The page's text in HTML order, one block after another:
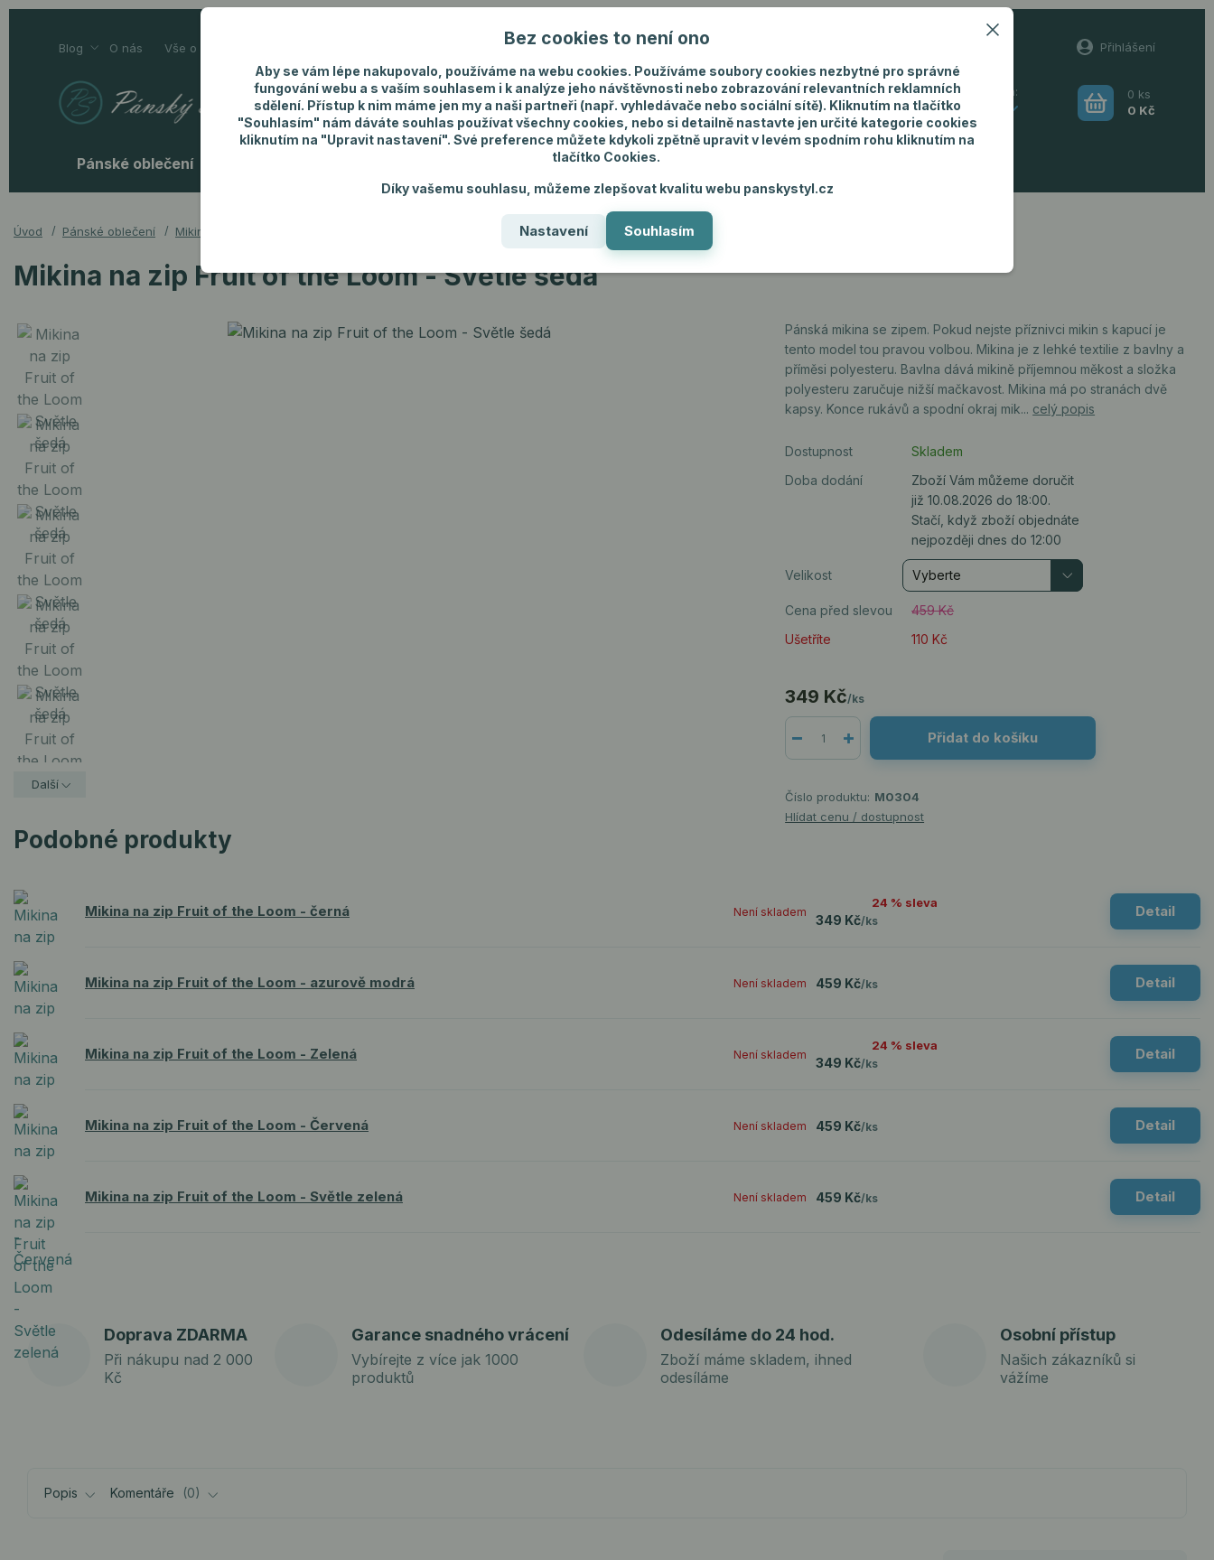
Blog O nás Vše o nákupu Nevíte si rady? Zavolejte. +420 731 292 460 Přihlášení
Hledat
0 ks
0 Kč
Pánské oblečení Pánské šperky
Úvod Pánské oblečení Mikiny
Mikina na zip Fruit of the Loom - Světle šedá
Další
Pánská mikina se zipem. Pokud nejste příznivci mikin s kapucí je
tento model tou pravou volbou. Mikina je z lehké textilie z bavlny a
příměsi polyesteru. Bavlna dává mikině příjemnou měkost a složka
polyesteru zaručuje nižší mačkavost. Mikina má po stranách dvě
kapsy. Konce rukávů a spodní okraj mik... celý popis
Dostupnost
Skladem
Doba dodání
Zboží Vám můžeme doručit
již 10.08.2026 do 18:00.
Stačí, když zboží objednáte
nejpozději dnes do 12:00
Velikost
Cena před slevou
459 Kč
Ušetříte
110 Kč
349 Kč/ks
Přidat do košíku
Číslo produktu: M0304
Hlídat cenu / dostupnost
Podobné produkty
Mikina na zip Fruit of the Loom - černá 24 % sleva
349 Kč/ks
Není skladem Detail
Mikina na zip Fruit of the Loom - azurově modrá 459 Kč/ks
Není skladem Detail
Mikina na zip Fruit of the Loom - Zelená 24 % sleva
349 Kč/ks
Není skladem Detail
Mikina na zip Fruit of the Loom - Červená 459 Kč/ks
Není skladem Detail
Mikina na zip Fruit of the Loom - Světle zelená 459 Kč/ks
Není skladem Detail
Doprava ZDARMA
Při nákupu nad 2 000
Kč
Garance snadného vrácení
Vybírejte z více jak 1000
produktů
Odesíláme do 24 hod.
Zboží máme skladem, ihned
odesíláme
Osobní přístup
Našich zákazníků si
vážíme
Popis Komentáře 0
Bez cookies to není ono
Aby se vám lépe nakupovalo, používáme na webu cookies. Používáme soubory cookies nezbytné pro správné
fungování webu a s vaším souhlasem i k analýze jeho návštěvnosti nebo zobrazování relevantních reklamních
sdělení. Přístup k nim máme jen my a naši partneři (např. vyhledávače nebo sociální sítě). Kliknutím na tlačítko
"Souhlasím" nám dáváte souhlas používat všechny cookies, nebo si detailně nastavte jen určité kategorie cookies
kliknutím na "Upravit nastavení". Své preference můžete kdykoli zpětně upravit v levém spodním rohu kliknutím na
tlačítko Cookies.
Díky vašemu souhlasu, můžeme zlepšovat kvalitu webu panskystyl.cz
Nastavení Souhlasím